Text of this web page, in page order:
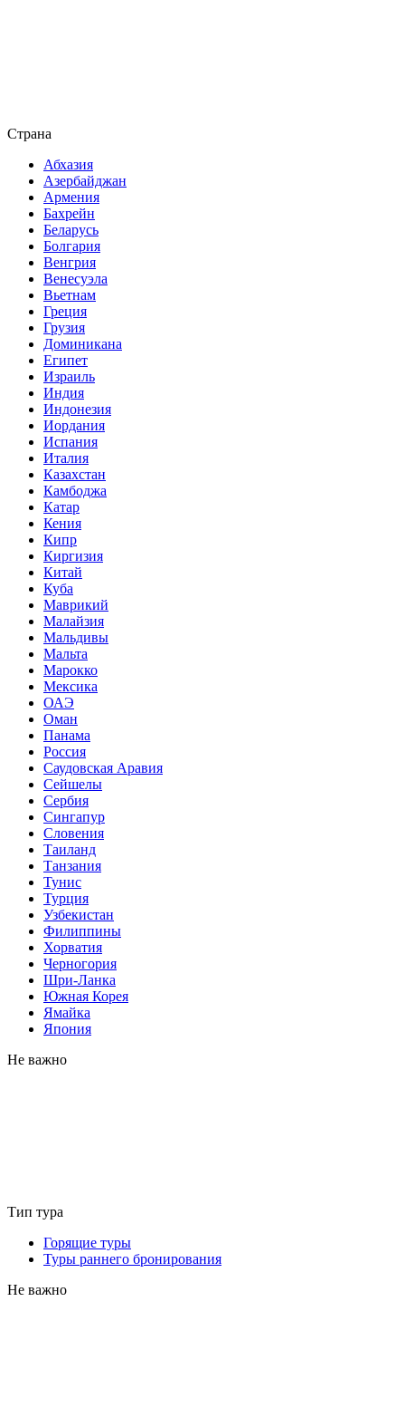
Страна
Абхазия
Азербайджан
Армения
Бахрейн
Беларусь
Болгария
Венгрия
Венесуэла
Вьетнам
Греция
Грузия
Доминикана
Египет
Израиль
Индия
Индонезия
Иордания
Испания
Италия
Казахстан
Камбоджа
Катар
Кения
Кипр
Киргизия
Китай
Куба
Маврикий
Малайзия
Мальдивы
Мальта
Марокко
Мексика
ОАЭ
Оман
Панама
Россия
Саудовская Аравия
Сейшелы
Сербия
Сингапур
Словения
Таиланд
Танзания
Тунис
Турция
Узбекистан
Филиппины
Хорватия
Черногория
Шри-Ланка
Южная Корея
Ямайка
Япония
Не важно
Тип тура
Горящие туры
Туры раннего бронирования
Не важно